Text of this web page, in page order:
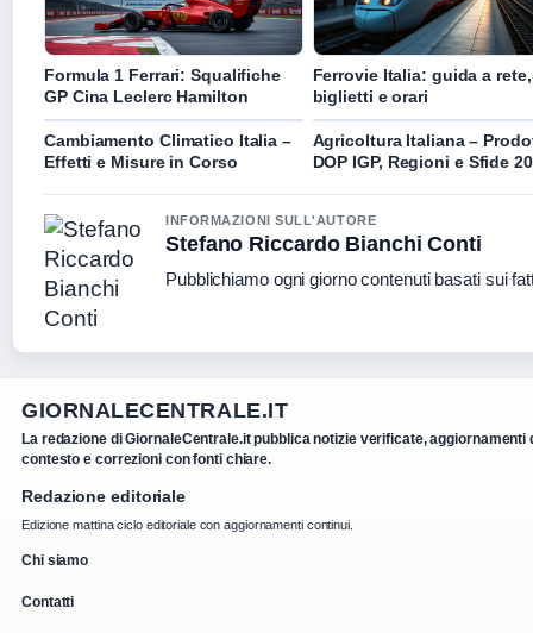
Formula 1 Ferrari: Squalifiche
GP Cina Leclerc Hamilton
Ferrovie Italia: guida a rete,
biglietti e orari
Cambiamento Climatico Italia –
Effetti e Misure in Corso
Agricoltura Italiana –
DOP IGP, Regioni e Sfide
INFORMAZIONI SULL'AUTORE
Stefano Riccardo Bianchi Conti
Pubblichiamo ogni giorno contenuti basati sui
GIORNALECENTRALE.IT
La redazione di GiornaleCentrale.it pubblica notizie verificate, aggiornamenti
contesto e correzioni con fonti chiare.
Redazione editoriale
Edizione mattina ciclo editoriale con aggiornamenti continui.
Chi siamo
Contatti